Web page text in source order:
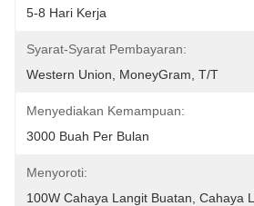
5-8 Hari Kerja
Syarat-Syarat Pembayaran:
Western Union, MoneyGram, T/T
Menyediakan Kemampuan:
3000 Buah Per Bulan
Menyoroti:
100W Cahaya Langit Buatan Cahaya